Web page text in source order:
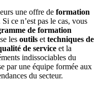
une offre de formation
ce n’est pas le cas, vous
de formation
les outils et techniques de
de service et la
indissociables du
par une équipe formée aux
du secteur.